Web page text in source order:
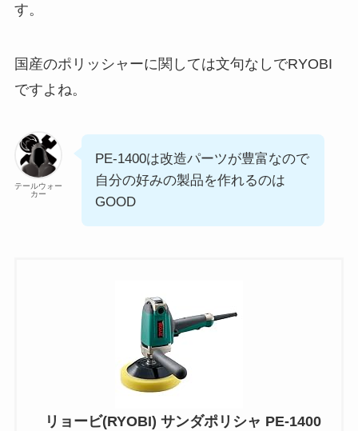
す。
国産のポリッシャーに関しては文句なしでRYOBI
ですよね。
テールウォー
カー
PE-1400は改造パーツが豊富なので
自分の好みの製品を作れるのは
GOOD
リョービ(RYOBI) サンダポリシャ PE-1400